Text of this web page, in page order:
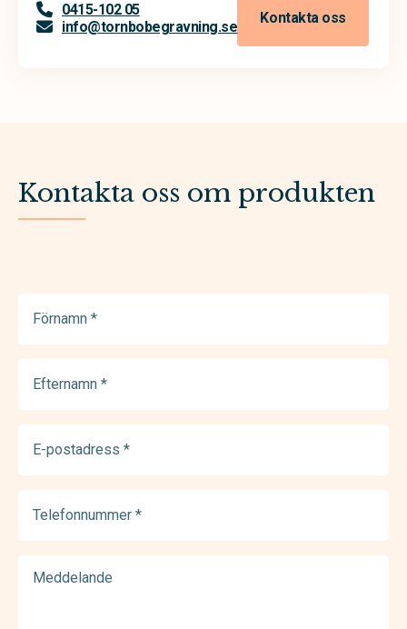
0415-102 05
info@tornbobegravning.se
Kontakta oss
Kontakta oss om produkten
(Required)
(Required)
postadress
(Required)